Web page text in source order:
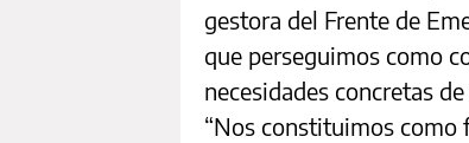
gestora del Frente de
que perseguimos como
necesidades concretas
“Nos constituimos como